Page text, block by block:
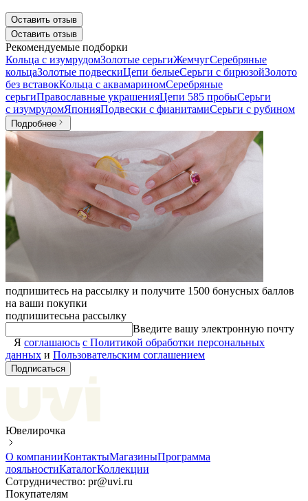
Оставить отзыв
Оставить отзыв
Рекомендуемые подборки
Кольца с изумрудомЗолотые серьгиЖемчугСеребряные
кольцаЗолотые подвескиЦепи белыеСерьги с бирюзойЗолото
без вставокКольца с аквамариномСеребряные
серьгиПравославные украшенияЦепи 585 пробыСерьги
с изумрудомЯпонияПодвески с фианитамиСерьги с рубином
Подробнее
подпишитесь на рассылку и получите 1500 бонусных баллов
на ваши покупки
подпишитесьна рассылку
Введите вашу электронную почту
Я соглашаюсь с Политикой обработки персональных
данных и Пользовательским соглашением
Подписаться
Ювелирочка
О компанииКонтактыМагазиныПрограмма
лояльностиКаталогКоллекции
Сотрудничество: pr@uvi.ru
Покупателям